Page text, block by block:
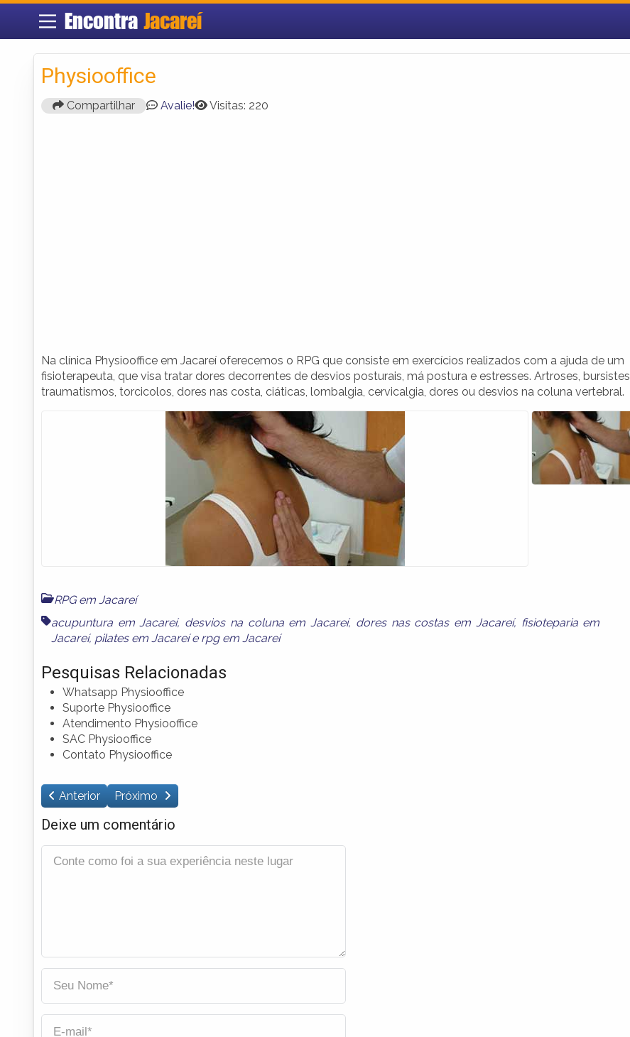
Encontra Jacareí
Physiooffice
Compartilhar Avalie! Visitas: 220
Na clínica Physiooffice em Jacareí oferecemos o RPG que consiste em exercícios realizados com a ajuda de um
fisioterapeuta, que visa tratar dores decorrentes de desvios posturais, má postura e estresses. Artroses, bursistes,
traumatismos, torcicolos, dores nas costa, ciáticas, lombalgia, cervicalgia, dores ou desvios na coluna vertebral.
RPG em Jacareí
acupuntura em Jacareí, desvios na coluna em Jacareí, dores nas costas em Jacareí, fisioteparia em
Jacareí, pilates em Jacareíe rpg em Jacareí
Pesquisas Relacionadas
Whatsapp Physiooffice
Suporte Physiooffice
Atendimento Physiooffice
SAC Physiooffice
Contato Physiooffice
Anterior Próximo
Deixe um comentário